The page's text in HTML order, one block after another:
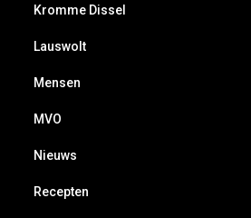
Kromme Dissel
Lauswolt
Mensen
MVO
Nieuws
Recepten